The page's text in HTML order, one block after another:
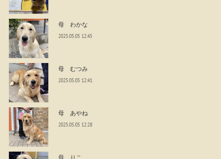
母 わかな
2025.05.05 12:45
母 むつみ
2025.05.05 12:41
母 あやね
2025.05.05 12:28
母 りこ